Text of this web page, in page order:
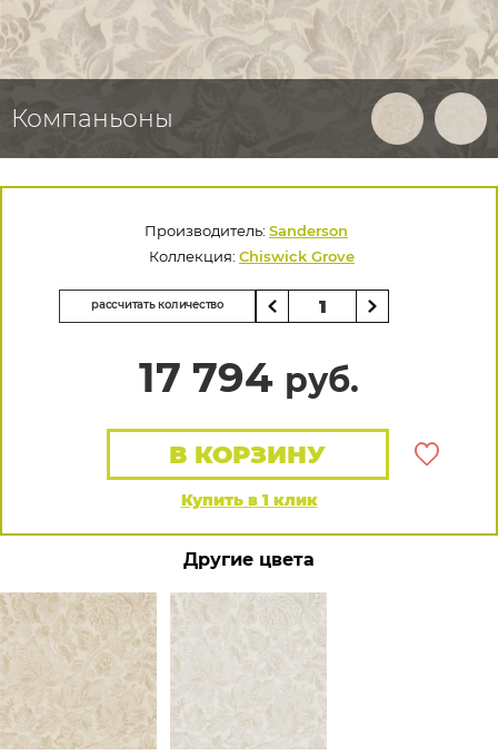
Компаньоны
Производитель: Sanderson
Коллекция: Chiswick Grove
рассчитать количество
17 794 руб.
Купить в 1 клик
В КОРЗИНУ
Другие цвета